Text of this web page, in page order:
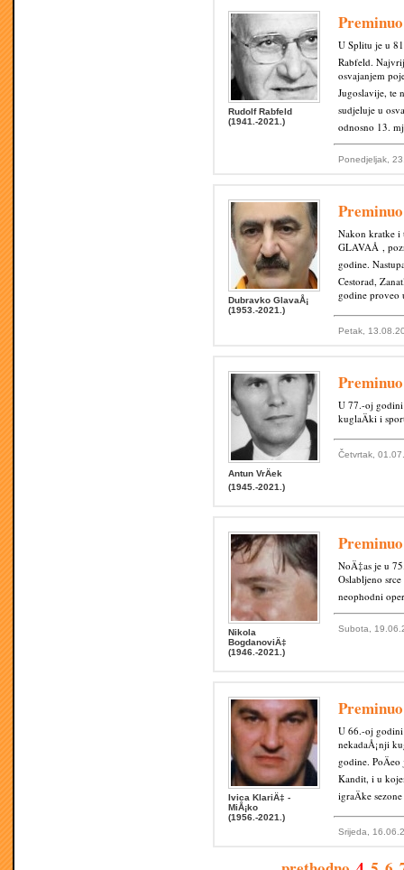
Rudolf Rabfeld
(1941.-2021.)
U Splitu je u
Rabfeld.
osvajanjem
Jugoslavije, te
sudjeluje u
odnosno 13.
Ponedjeljak,
Dubravko GlavaÅ¡
(1953.-2021.)
Nakon kratke i
GLAVAÅ ,
godine.
Cestorad,
godine proveo
Petak,
Antun VrÄek
(1945.-2021.)
U 77.-oj
kuglaÄki i
Četvrtak,
Nikola
BogdanoviÄ‡
(1946.-2021.)
NoÄ‡as je u
Oslabljeno
neophodni
Subota,
Ivica KlariÄ‡ -
MiÅ¡ko
(1956.-2021.)
U 66.-oj
nekadaÅ¡nji
godine.
Kandit, i u
igraÄke
Srijeda,